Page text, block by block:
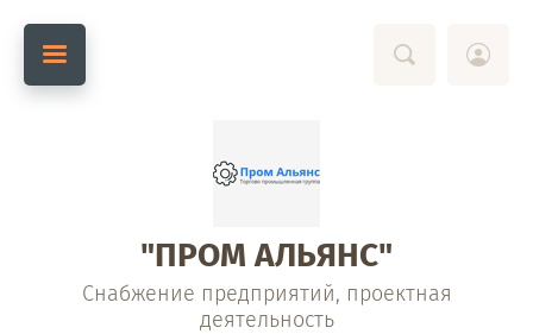
"ПРОМ АЛЬЯНС"
Снабжение предприятий, проектная
деятельность